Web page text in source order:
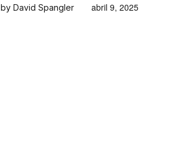
by David Spangler abril 9, 2025